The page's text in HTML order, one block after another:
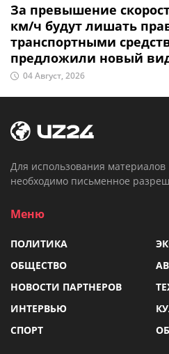
За превышение
км/ч будут лишать
транспортными
предложили новый
04 Август, 2026
Для использования материалов
необходимо письменное
Меню
ПОЛИТИКА
ОБЩЕСТВО
НОВОСТИ ПАРТНЕРОВ
ИНТЕРВЬЮ
СПОРТ